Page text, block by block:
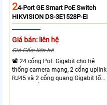
24-Port GE Smart PoE Switch
HIKVISION DS-3E1528P-EI
Giá bán: liên hệ
Giá Gốc: liên hệ
📽 24 cổng PoE Gigabit cho hệ
thống camera mạng, 2 cổng uplink
RJ45 và 2 cổng quang Gigabit tốc